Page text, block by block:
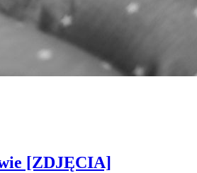
[ZDJĘCIA]